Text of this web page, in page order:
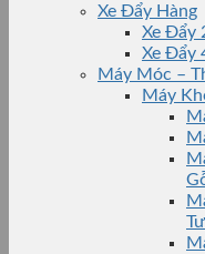
Xe Đẩy Hàng
Xe Đẩy
Xe Đẩy
Máy Móc –
Máy